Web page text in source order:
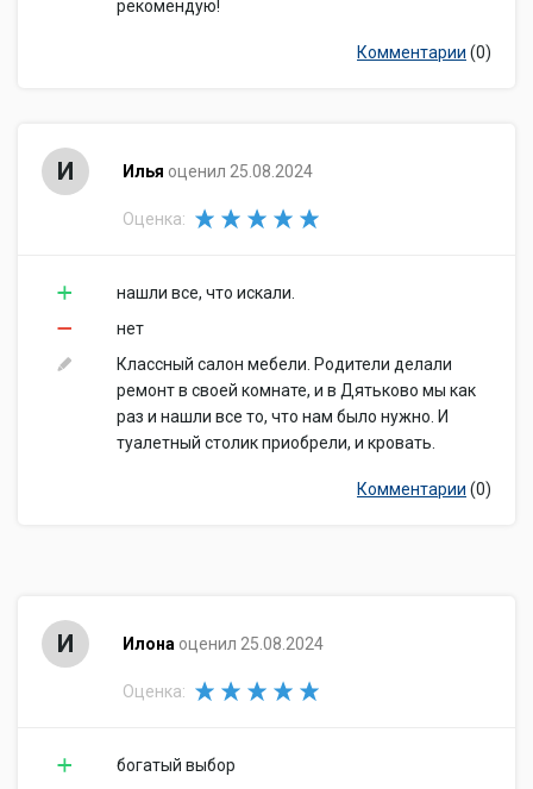
рекомендую!
Комментарии (0)
И Илья оценил 25.08.2024
Оценка:
нашли все, что искали.
нет
Классный салон мебели. Родители делали
ремонт в своей комнате, и в Дятьково мы как
раз и нашли все то, что нам было нужно. И
туалетный столик приобрели, и кровать.
Комментарии (0)
И Илона оценил 25.08.2024
Оценка:
богатый выбор